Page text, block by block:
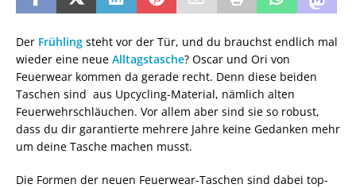
Der Frühling steht vor der Tür, und du brauchst endlich mal
wieder eine neue Alltagstasche? Oscar und Ori von
Feuerwear kommen da gerade recht. Denn diese beiden
Taschen sind aus Upcycling-Material, nämlich alten
Feuerwehrschläuchen. Vor allem aber sind sie so robust,
dass du dir garantierte mehrere Jahre keine Gedanken mehr
um deine Tasche machen musst.
Die Formen der neuen Feuerwear-Taschen sind dabei top-